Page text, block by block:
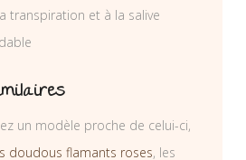
transpiration et à la salive
un modèle proche de celui-ci,
doudous flamants roses, les